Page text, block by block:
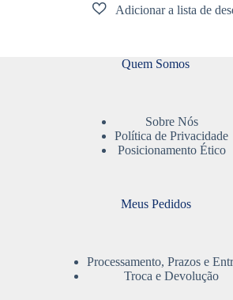
Quem Somos
Sobre Nós
Política de Privacidade
Posicionamento Ético
Meus Pedidos
Processamento, Prazos e
Troca e Devolução